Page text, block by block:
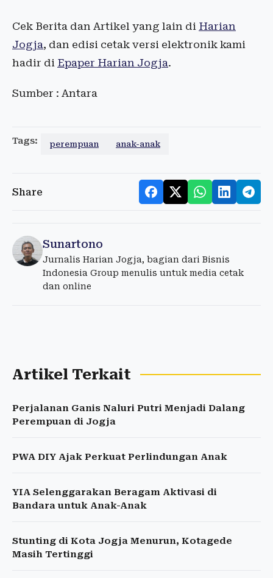
Cek Berita dan Artikel yang lain di Harian
Jogja, dan edisi cetak versi elektronik kami
hadir di Epaper Harian Jogja.
Sumber : Antara
Tags: perempuan anak-anak
Share
Sunartono
Jurnalis Harian Jogja, bagian dari Bisnis
Indonesia Group menulis untuk media cetak
dan online
Artikel Terkait
Perjalanan Ganis Naluri Putri Menjadi Dalang
Perempuan di Jogja
PWA DIY Ajak Perkuat Perlindungan Anak
YIA Selenggarakan Beragam Aktivasi di
Bandara untuk Anak-Anak
Stunting di Kota Jogja Menurun, Kotagede
Masih Tertinggi